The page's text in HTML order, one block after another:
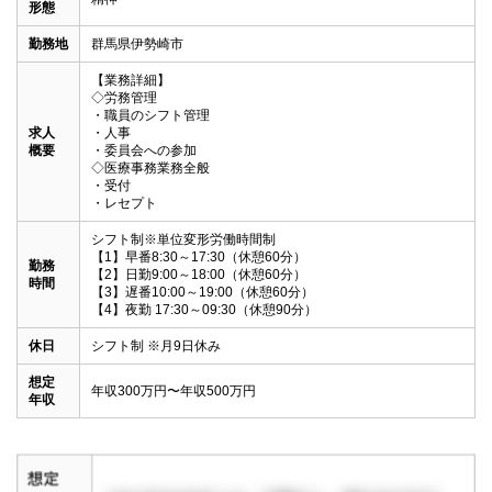
形態
勤務地 群馬県伊勢崎市
求人
概要
【業務詳細】
◇労務管理
・職員のシフト管理
・人事
・委員会への参加
◇医療事務業務全般
・受付
・レセプト
勤務
時間
シフト制※単位変形労働時間制
【1】早番8:30～17:30（休憩60分）
【2】日勤9:00～18:00（休憩60分）
【3】遅番10:00～19:00（休憩60分）
【4】夜勤 17:30～09:30（休憩90分）
休日 シフト制 ※月9日休み
想定
年収
年収300万円〜年収500万円